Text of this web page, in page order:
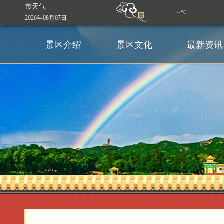
市天气
2026年08月07日
~°C
景区介绍 景区文化 最新资讯